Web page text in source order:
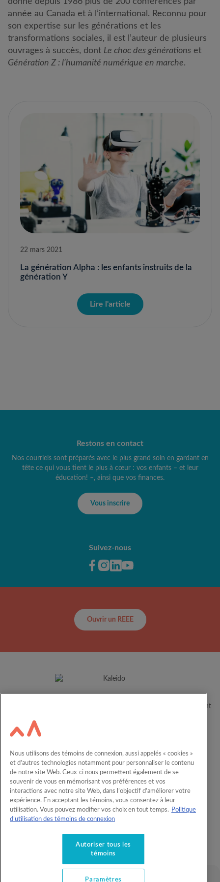
année au Canada et à l’international. Reconnu pour
son expertise sur les générations et les
transformations sociales, il est l’auteur de plusieurs
ouvrages à succès, dont Le choc des générations et
Génération Z : l’humanité numérique en marche.
22 mars 2021
La génération Alpha : les enfants instruits de la
génération Y
Lire l'article
Restons en contact
Nos courriels sont préparés avec le plus grand soin en gardant en
tête ce qui vous tient le plus à cœur : vos enfants – et leur
éducation! –, ainsi que vos finances.
Vous inscrire
Suivez-nous
Ouvrir un REEE
concrétiser le plein potentiel de leurs enfants en les accompagnant
Calculateur
English
Nous joindre
REEE en entreprise
Comprendre l’épargne-études
Produits REEE
Offres et privilèges
À propos
© 2026 Kaleido. Tous droits réservés
Nous utilisons des témoins de connexion, aussi appelés « cookies »
et d’autres technologies notamment pour personnaliser le contenu
de notre site Web. Ceux-ci nous permettent également de se
souvenir de vous en mémorisant vos préférences et vos
interactions avec notre site Web, dans l’objectif d’améliorer votre
expérience. En acceptant les témoins, vous consentez à leur
utilisation. Vous pouvez modifier vos choix en tout temps. Politique
d’utilisation des témoins de connexion
Autoriser tous les
témoins
Paramètres